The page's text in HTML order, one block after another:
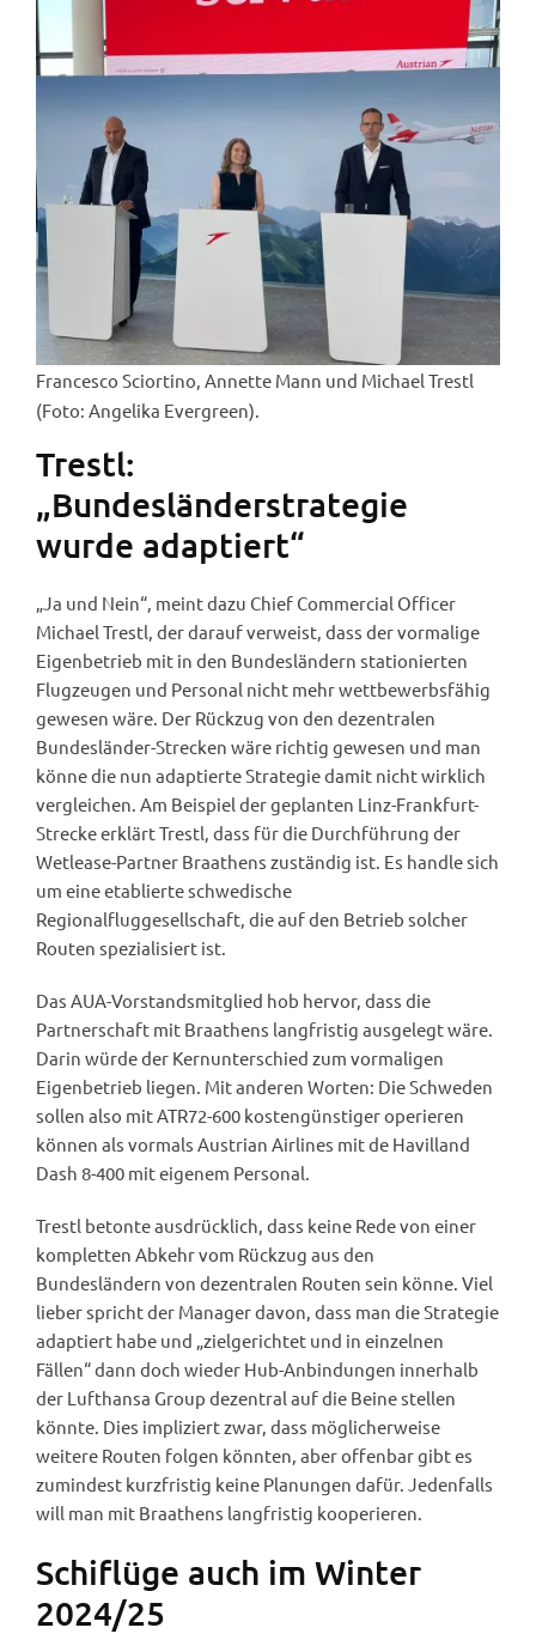
Francesco Sciortino, Annette Mann und Michael Trestl
(Foto: Angelika Evergreen).
Trestl:
„Bundesländerstrategie
wurde adaptiert“
„Ja und Nein“, meint dazu Chief Commercial Officer
Michael Trestl, der darauf verweist, dass der vormalige
Eigenbetrieb mit in den Bundesländern stationierten
Flugzeugen und Personal nicht mehr wettbewerbsfähig
gewesen wäre. Der Rückzug von den dezentralen
Bundesländer-Strecken wäre richtig gewesen und man
könne die nun adaptierte Strategie damit nicht wirklich
vergleichen. Am Beispiel der geplanten Linz-Frankfurt-
Strecke erklärt Trestl, dass für die Durchführung der
Wetlease-Partner Braathens zuständig ist. Es handle sich
um eine etablierte schwedische
Regionalfluggesellschaft, die auf den Betrieb solcher
Routen spezialisiert ist.
Das AUA-Vorstandsmitglied hob hervor, dass die
Partnerschaft mit Braathens langfristig ausgelegt wäre.
Darin würde der Kernunterschied zum vormaligen
Eigenbetrieb liegen. Mit anderen Worten: Die Schweden
sollen also mit ATR72-600 kostengünstiger operieren
können als vormals Austrian Airlines mit de Havilland
Dash 8-400 mit eigenem Personal.
Trestl betonte ausdrücklich, dass keine Rede von einer
kompletten Abkehr vom Rückzug aus den
Bundesländern von dezentralen Routen sein könne. Viel
lieber spricht der Manager davon, dass man die Strategie
adaptiert habe und „zielgerichtet und in einzelnen
Fällen“ dann doch wieder Hub-Anbindungen innerhalb
der Lufthansa Group dezentral auf die Beine stellen
könnte. Dies impliziert zwar, dass möglicherweise
weitere Routen folgen könnten, aber offenbar gibt es
zumindest kurzfristig keine Planungen dafür. Jedenfalls
will man mit Braathens langfristig kooperieren.
Schiflüge auch im Winter
2024/25